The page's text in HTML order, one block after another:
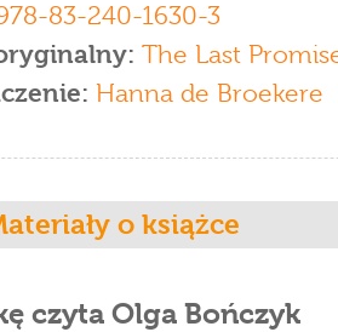
83-240-1630-3
The Last
Hanna de Broekere
o książce
czyta Olga Bończyk